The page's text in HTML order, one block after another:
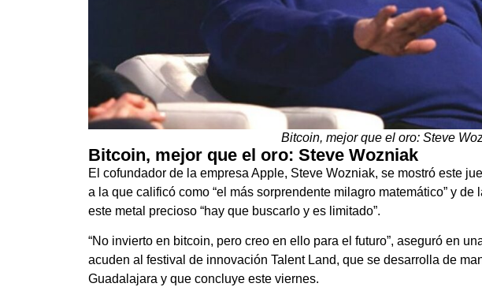
Bitcoin, mejor que el oro: Steve
Bitcoin, mejor que el oro: Steve Wozniak
El cofundador de la empresa Apple, Steve Wozniak, se mostró este
a la que calificó como “el más sorprendente milagro matemático” y de
este metal precioso “hay que buscarlo y es limitado”.
“No invierto en bitcoin, pero creo en ello para el futuro”, aseguró en
acuden al festival de innovación Talent Land, que se desarrolla de
Guadalajara y que concluye este viernes.